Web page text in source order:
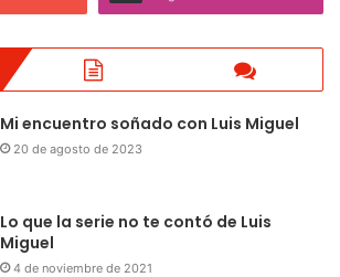
Mi encuentro soñado con Luis Miguel
20 de agosto de 2023
Lo que la serie no te contó de Luis
Miguel
4 de noviembre de 2021